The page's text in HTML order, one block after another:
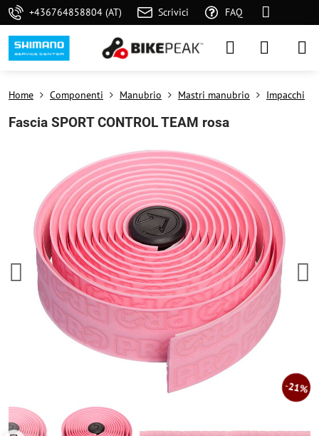
+436764858804 (AT) Scrivici FAQ
21%
Home Componenti Manubrio Mastri manubrio Impacchi
Fascia SPORT CONTROL TEAM rosa